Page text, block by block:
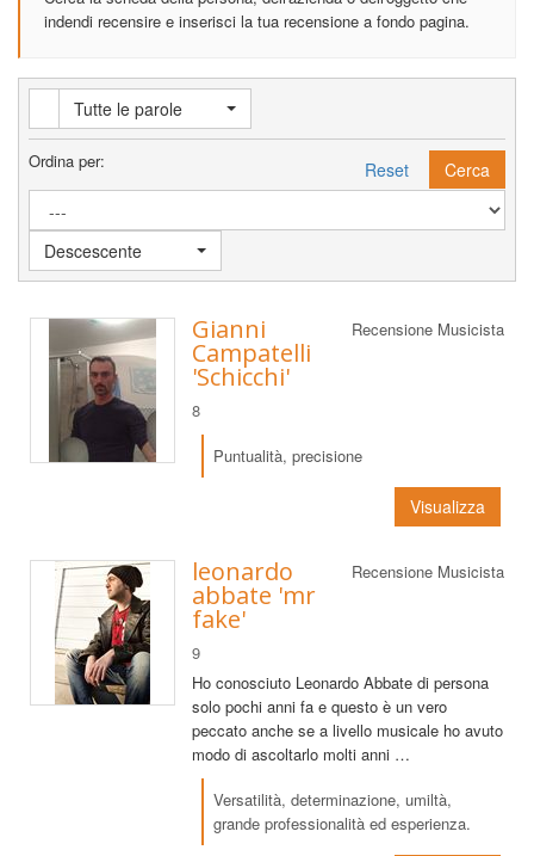
indendi recensire e inserisci la tua recensione a fondo pagina.
Tutte le parole
Reset Cerca
Ordina per:
Descescente
Recensione Musicista
Gianni
Campatelli
'Schicchi'
8
Puntualità, precisione
Visualizza
Recensione Musicista
leonardo
abbate 'mr
fake'
9
Ho conosciuto Leonardo Abbate di persona
solo pochi anni fa e questo è un vero
peccato anche se a livello musicale ho avuto
modo di ascoltarlo molti anni …
Versatilità, determinazione, umiltà,
grande professionalità ed esperienza.